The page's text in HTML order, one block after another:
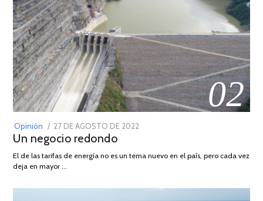
02
Opinión
POSTED
ON
27 DE AGOSTO DE 2022
DE
Un negocio redondo
El de las tarifas de energía no es un tema nuevo en el país, pero cada vez
deja en mayor …